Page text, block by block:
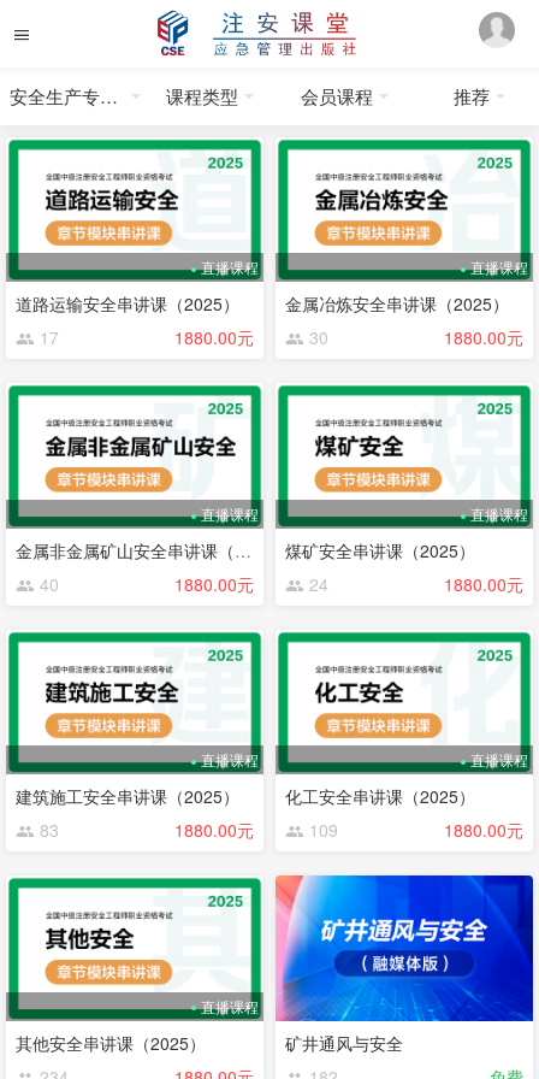
安全生产专业实务 课程类型 会员课程 推荐
直播课程
道路运输安全串讲课（2025）
17
1880.00元
直播课程
金属冶炼安全串讲课（2025）
30
1880.00元
直播课程
金属非金属矿山安全串讲课（2025）
40
1880.00元
直播课程
煤矿安全串讲课（2025）
24
1880.00元
直播课程
建筑施工安全串讲课（2025）
83
1880.00元
直播课程
化工安全串讲课（2025）
109
1880.00元
直播课程
其他安全串讲课（2025）
矿井通风与安全